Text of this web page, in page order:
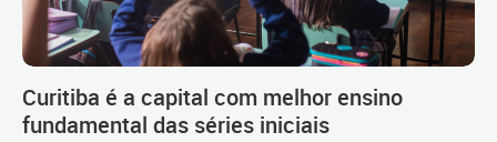
Curitiba é a capital com melhor ensino
fundamental das séries iniciais